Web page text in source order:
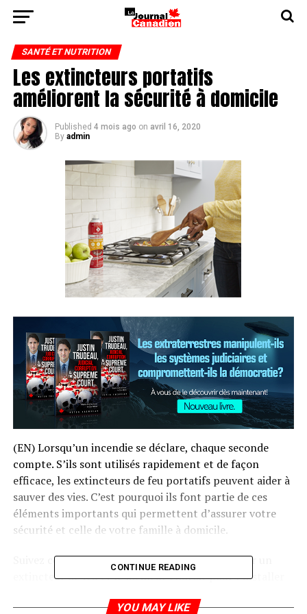
SANTÉ ET NUTRITION
Les extincteurs portatifs
améliorent la sécurité à domicile
Published 4 mois ago on avril 16, 2020
By admin
(EN) Lorsqu’un incendie se déclare, chaque seconde
compte. S’ils sont utilisés rapidement et de façon
efficace, les extincteurs de feu portatifs peuvent aider à
sauver des vies. C’est pourquoi ils font partie de ces
éléments importants qui permettent d’assurer votre
sécurité et celle de votre famille à domicile.
Suivez ces conseils concernant la façon d’utiliser un
extincteur de feu et le meilleur endroit pour l’installer
CONTINUE READING
YOU MAY LIKE